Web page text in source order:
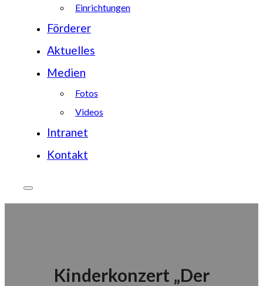
Einrichtungen
Förderer
Aktuelles
Medien
Fotos
Videos
Intranet
Kontakt
Kinderkonzert „Der